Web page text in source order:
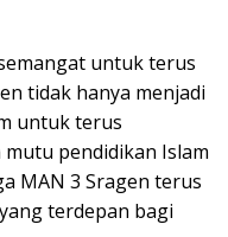
untuk terus
tidak hanya menjadi
untuk terus
pendidikan Islam
MAN 3 Sragen terus
terdepan bagi